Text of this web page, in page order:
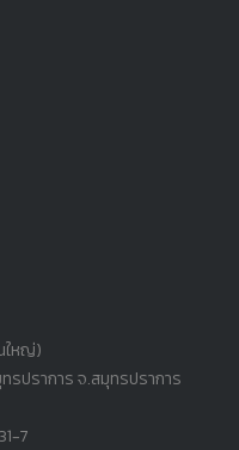
ใหญ่)
รปราการ จ.สมุทรปราการ
7